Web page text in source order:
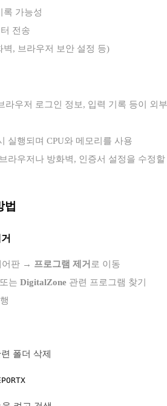
록 가능성
전송
벽, 브라우저 보안 설정 등)
라우저 로그인 정보, 입력 기록 등이 외부
실행되며 CPU와 메모리를 사용
라우저나 방화벽, 인증서 설정을 수정할
법
어판 → 프로그램 제거 로 이동
또는 DigitalZone 관련 프로그램 찾기
폴더 삭제